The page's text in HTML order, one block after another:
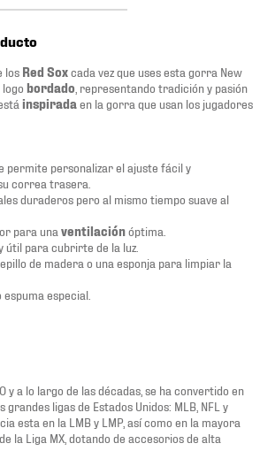
los Red Soxcada vez que uses esta gorra New
bordado , representando tradición y pasión
inspirada en la gorra que usan los jugadores
permite personalizar el ajuste fácil y
correa trasera.
duraderos pero al mismo tiempo suave al
para una ventilaciónóptima.
útil para cubrirte de la luz.
de madera o una esponja para limpiar la
espuma especial.
y a lo largo de las décadas, se ha convertido en
ligas de Estados Unidos: MLB, NFL y
esta en la LMB y LMP, así como en la mayora
la Liga MX, dotando de accesorios de alta